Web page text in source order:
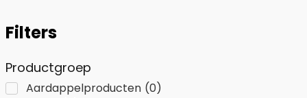
Filters
Productgroep
Aardappelproducten (0)